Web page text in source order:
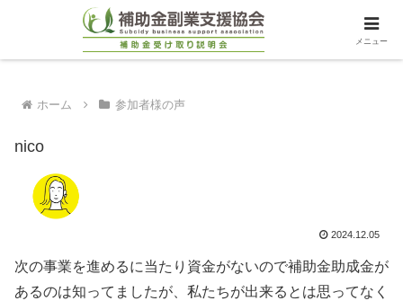
ホーム 参加者様の声
nico
2024.12.05
次の事業を進めるに当たり資金がないので補助金助成金が
あるのは知ってましたが、私たちが出来るとは思ってなく
メニュー